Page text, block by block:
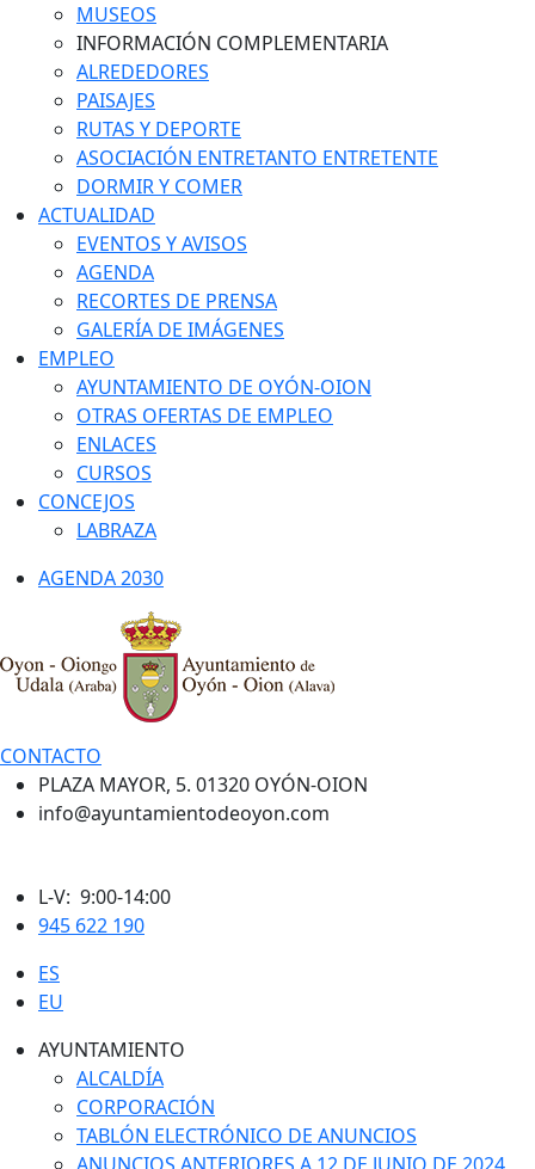
MUSEOS
INFORMACIÓN COMPLEMENTARIA
ALREDEDORES
PAISAJES
RUTAS Y DEPORTE
ASOCIACIÓN ENTRETANTO ENTRETENTE
DORMIR Y COMER
ACTUALIDAD
EVENTOS Y AVISOS
AGENDA
RECORTES DE PRENSA
GALERÍA DE IMÁGENES
EMPLEO
AYUNTAMIENTO DE OYÓN-OION
OTRAS OFERTAS DE EMPLEO
ENLACES
CURSOS
CONCEJOS
LABRAZA
AGENDA 2030
CONTACTO
PLAZA MAYOR, 5. 01320 OYÓN-OION
info@ayuntamientodeoyon.com
L-V: 9:00-14:00
945 622 190
ES
EU
AYUNTAMIENTO
ALCALDÍA
CORPORACIÓN
TABLÓN ELECTRÓNICO DE ANUNCIOS